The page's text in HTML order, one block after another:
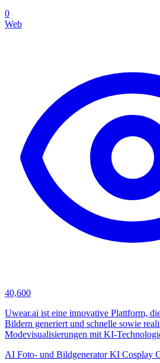
0
Web
40,600
Uwear.ai ist eine innovative Plattform,
Bildern generiert und schnelle sowie
Modevisualisierungen mit KI-
AI Foto- und BildgeneratorKI Cosplay